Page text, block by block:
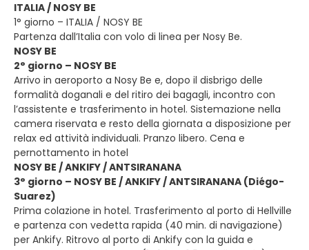
ITALIA / NOSY BE
1° giorno – ITALIA / NOSY BE
Partenza dall’Italia con volo di linea per Nosy Be.
NOSY BE
2° giorno – NOSY BE
Arrivo in aeroporto a Nosy Be e, dopo il disbrigo delle
formalità doganali e del ritiro dei bagagli, incontro con
l’assistente e trasferimento in hotel. Sistemazione nella
camera riservata e resto della giornata a disposizione per
relax ed attività individuali. Pranzo libero. Cena e
pernottamento in hotel
NOSY BE / ANKIFY / ANTSIRANANA
3° giorno – NOSY BE / ANKIFY / ANTSIRANANA (Diégo-
Suarez)
Prima colazione in hotel. Trasferimento al porto di Hellville
e partenza con vedetta rapida (40 min. di navigazione)
per Ankify. Ritrovo al porto di Ankify con la guida e